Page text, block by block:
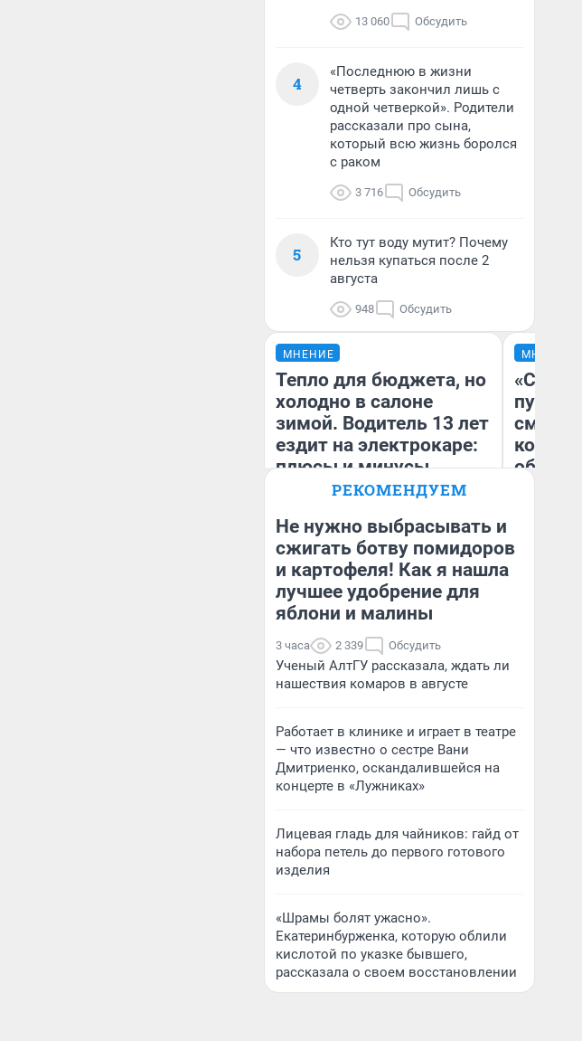
13 060 Обсудить
4
«Последнюю в жизни
четверть закончил лишь с
одной четверкой». Родители
рассказали про сына,
который всю жизнь боролся
с раком
3 716 Обсудить
5
Кто тут воду мутит? Почему
нельзя купаться после 2
августа
948 Обсудить
МНЕНИЕ
Тепло для бюджета, но
холодно в салоне
зимой. Водитель 13 лет
ездит на электрокаре:
плюсы и минусы
Денис Дедюхин
МНЕНИЕ
РЕКОМЕНДУЕМ
Не нужно выбрасывать и
сжигать ботву помидоров
и картофеля! Как я нашла
лучшее удобрение для
яблони и малины
3 часа 2 339 Обсудить
Ученый АлтГУ рассказала, ждать ли
нашествия комаров в августе
Работает в клинике и играет в театре
— что известно о сестре Вани
Дмитриенко, оскандалившейся на
концерте в «Лужниках»
Лицевая гладь для чайников: гайд от
набора петель до первого готового
изделия
«Шрамы болят ужасно».
Екатеринбурженка, которую облили
кислотой по указке бывшего,
рассказала о своем восстановлении